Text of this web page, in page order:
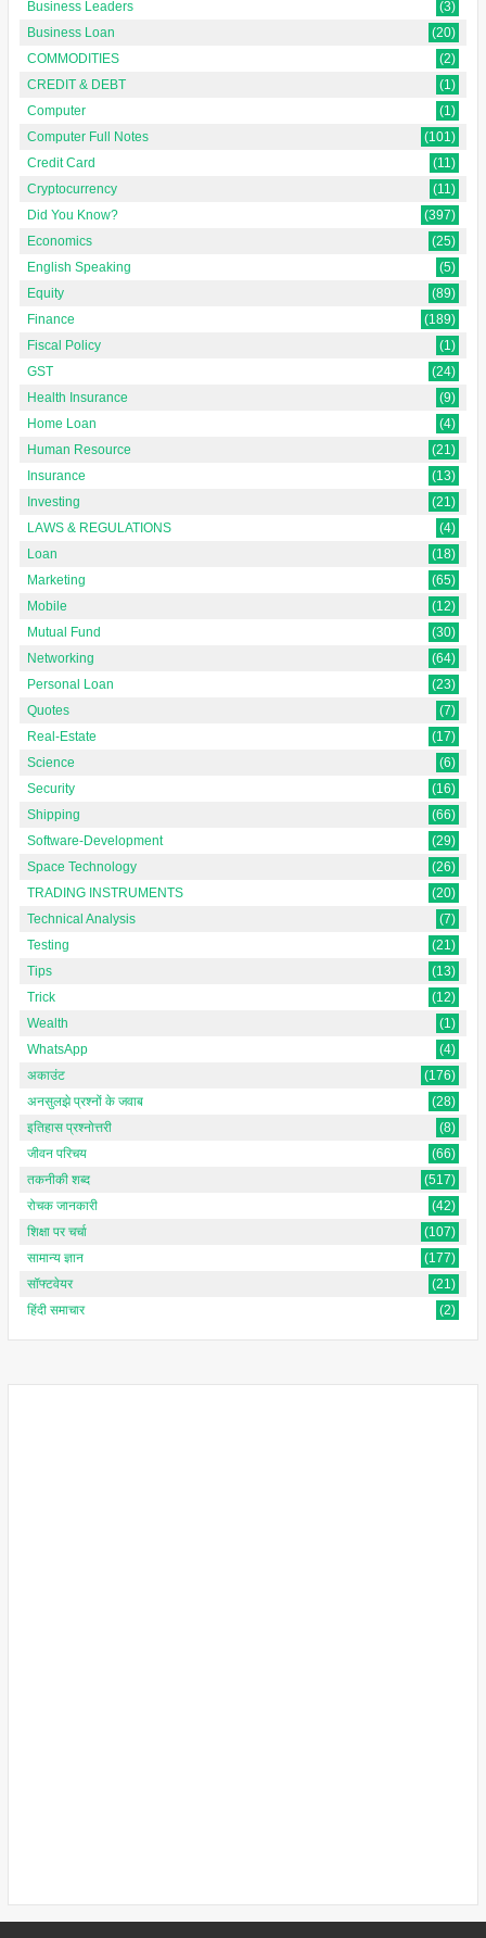
Business Leaders
(3)
Business Loan
(20)
COMMODITIES
(2)
CREDIT & DEBT
(1)
Computer
(1)
Computer Full Notes
(101)
Credit Card
(11)
Cryptocurrency
(11)
Did You Know?
(397)
Economics
(25)
English Speaking
(5)
Equity
(89)
Finance
(189)
Fiscal Policy
(1)
GST
(24)
Health Insurance
(9)
Home Loan
(4)
Human Resource
(21)
Insurance
(13)
Investing
(21)
LAWS & REGULATIONS
(4)
Loan
(18)
Marketing
(65)
Mobile
(12)
Mutual Fund
(30)
Networking
(64)
Personal Loan
(23)
Quotes
(7)
Real-Estate
(17)
Science
(6)
Security
(16)
Shipping
(66)
Software-Development
(29)
Space Technology
(26)
TRADING INSTRUMENTS
(20)
Technical Analysis
(7)
Testing
(21)
Tips
(13)
Trick
(12)
Wealth
(1)
WhatsApp
(4)
अकाउंट
(176)
अनसुलझे प्रश्नों के जवाब
(28)
इतिहास प्रश्नोत्तरी
(8)
जीवन परिचय
(66)
तकनीकी शब्द
(517)
रोचक जानकारी
(42)
शिक्षा पर चर्चा
(107)
सामान्य ज्ञान
(177)
सॉफ्टवेयर
(21)
हिंदी समाचार
(2)